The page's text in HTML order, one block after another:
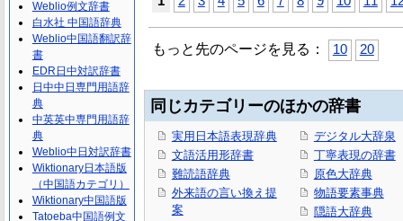
もっと先のページを見る： 10 20
同じカテゴリーのほかの辞書
実用日本語表現辞典
文語活用形辞書
難読語辞典
外来語の言い換え提
案
デジタル大辞泉
丁寧表現の辞書
原色大辞典
物語要素事典
隠語大辞典
Weblio例文辞書
白水社 中国語辞典
Weblio中国語翻訳辞
書
EDR日中対訳辞書
日中中日専門用語辞
典
中英英中専門用語辞
典
Weblio中日対訳辞書
Wiktionary日本語版
（中国語カテゴリ）
Wiktionary中国語版
Tatoeba中国語例文